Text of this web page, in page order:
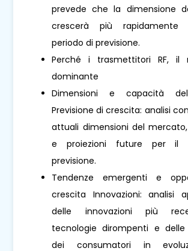
prevede che la dimensione
crescerà più rapidamente
periodo di previsione.
Perché i trasmettitori RF, il
dominante
Dimensioni e capacità
Previsione di crescita: analisi
attuali dimensioni del
e proiezioni future per il
previsione.
Tendenze emergenti e
crescita Innovazioni: analisi
delle innovazioni più
tecnologie dirompenti e delle
dei consumatori in